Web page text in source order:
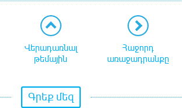
Վերադառնալ
թեմային
Հաջորդ
առաջադրանքը
Գրեք մեզ